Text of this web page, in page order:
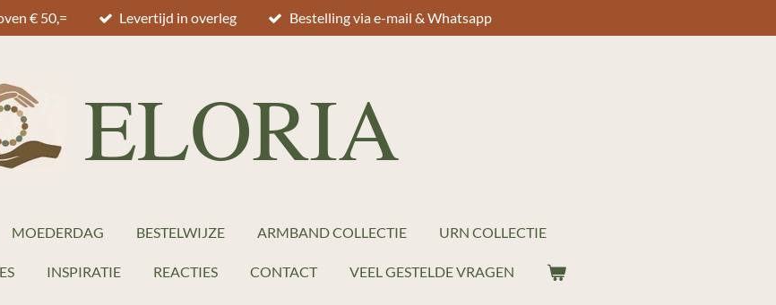
€ 50,= Levertijd in overleg Bestelling via e-mail & Whatsapp
ELORIA
MOEDERDAG BESTELWIJZE ARMBAND COLLECTIE URN COLLECTIE
INSPIRATIE REACTIES CONTACT VEEL GESTELDE VRAGEN